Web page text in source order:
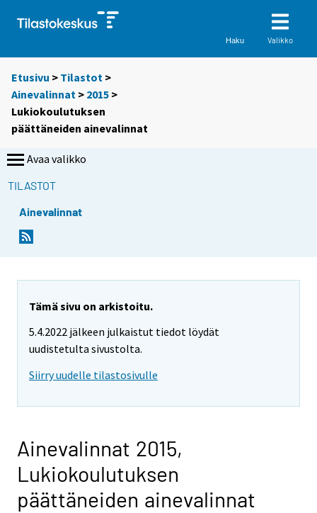
Haku Valikko
Etusivu > Tilastot >
Ainevalinnat > 2015 >
Lukiokoulutuksen
päättäneiden ainevalinnat
Avaa valikko
TILASTOT
Ainevalinnat
Tämä sivu on arkistoitu.
5.4.2022 jälkeen julkaistut tiedot löydät
uudistetulta sivustolta.
Siirry uudelle tilastosivulle
Ainevalinnat 2015,
Lukiokoulutuksen
päättäneiden ainevalinnat